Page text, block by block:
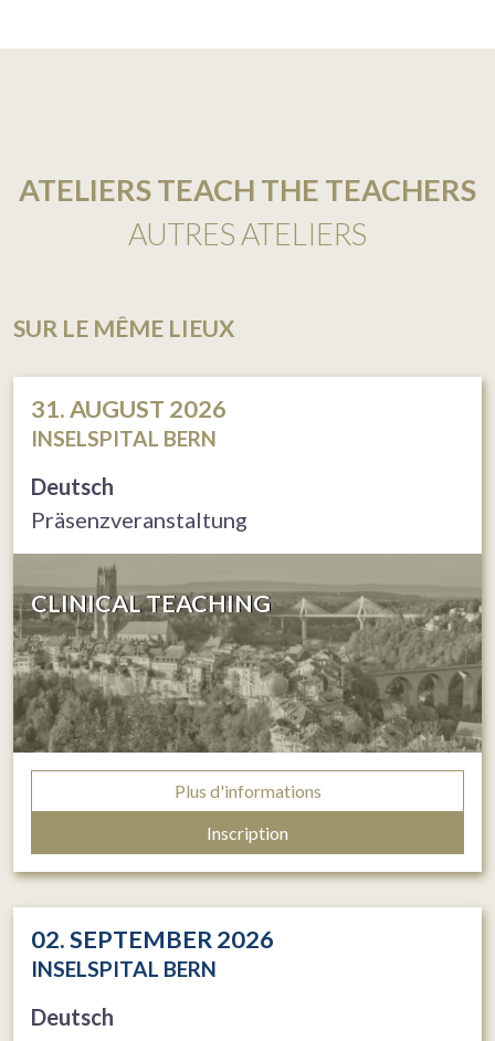
ATELIERS TEACH THE TEACHERS
AUTRES ATELIERS
SUR LE MÊME LIEUX
31. AUGUST 2026
INSELSPITAL BERN
Deutsch
Präsenzveranstaltung
CLINICAL TEACHING
Plus d'informations
Inscription
02. SEPTEMBER 2026
INSELSPITAL BERN
Deutsch